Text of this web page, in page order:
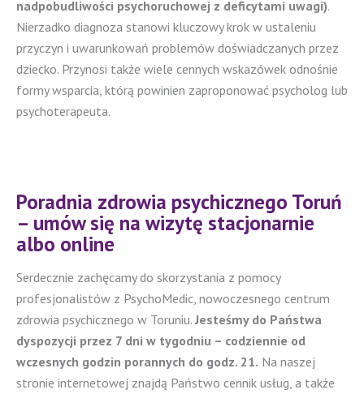
nadpobudliwości psychoruchowej z deficytami uwagi).
Nierzadko diagnoza stanowi kluczowy krok w ustaleniu
przyczyn i uwarunkowań problemów doświadczanych przez
dziecko. Przynosi także wiele cennych wskazówek odnośnie
formy wsparcia, którą powinien zaproponować psycholog lub
psychoterapeuta.
Poradnia zdrowia psychicznego Toruń
– umów się na wizytę stacjonarnie
albo online
Serdecznie zachęcamy do skorzystania z pomocy
profesjonalistów z PsychoMedic, nowoczesnego centrum
zdrowia psychicznego w Toruniu. Jesteśmy do Państwa
dyspozycji przez 7 dni w tygodniu – codziennie od
wczesnych godzin porannych do godz. 21. Na naszej
stronie internetowej znajdą Państwo cennik usług, a także